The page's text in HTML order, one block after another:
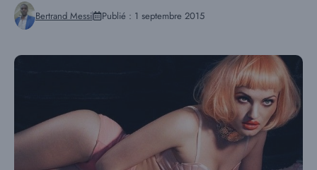
Bertrand Messi Publié : 1 septembre 2015